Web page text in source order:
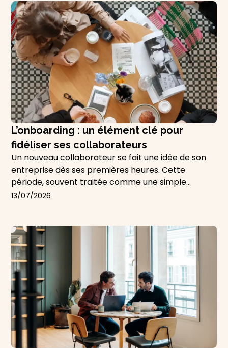
fil qui maintient l'attachement des équipes
semaine après semaine ?
L’onboarding : un élément clé pour
fidéliser ses collaborateurs
Un nouveau collaborateur se fait une idée de son
entreprise dès ses premières heures. Cette
période, souvent traitée comme une simple
formalité administrative, est en réalité un moment
13/07/2026